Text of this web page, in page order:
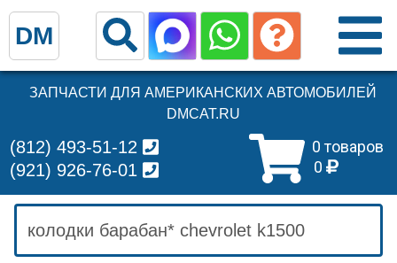
ЗАПЧАСТИ ДЛЯ АМЕРИКАНСКИХ АВТОМОБИЛЕЙ
DMCAT.RU
0 товаров
0
(812) 493-51-12
(921) 926-76-01
DM